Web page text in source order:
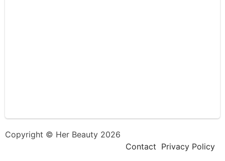
Copyright © Her Beauty 2026
Contact Privacy Policy